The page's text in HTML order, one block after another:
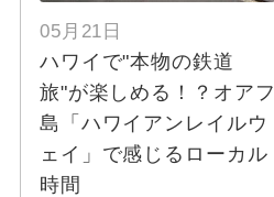
05月21日
ハワイで"本物の鉄道
旅"が楽しめる！？オアフ
島「ハワイアンレイルウ
ェイ」で感じるローカル
時間